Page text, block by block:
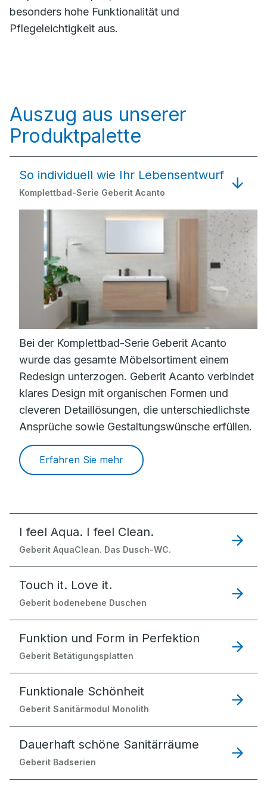
besonders hohe Funktionalität und
Pflegeleichtigkeit aus.
Auszug aus unserer
Produktpalette
So individuell wie Ihr Lebensentwurf
Komplettbad-Serie Geberit Acanto
Bei der Komplettbad-Serie Geberit Acanto
wurde das gesamte Möbelsortiment einem
Redesign unterzogen. Geberit Acanto verbindet
klares Design mit organischen Formen und
cleveren Detaillösungen, die unterschiedlichste
Ansprüche sowie Gestaltungswünsche erfüllen.
Erfahren Sie mehr
I feel Aqua. I feel Clean.
Geberit AquaClean. Das Dusch-WC.
Touch it. Love it.
Geberit bodenebene Duschen
Funktion und Form in Perfektion
Geberit Betätigungsplatten
Funktionale Schönheit
Geberit Sanitärmodul Monolith
Dauerhaft schöne Sanitärräume
Geberit Badserien